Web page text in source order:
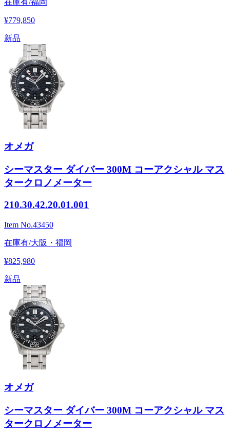
¥779,850
新品
オメガ
シーマスター ダイバー 300M コーアクシャル マス
タークロノメーター
210.30.42.20.01.001
Item No.43450
在庫有/大阪・福岡
¥825,980
新品
オメガ
シーマスター ダイバー 300M コーアクシャル マス
タークロノメーター